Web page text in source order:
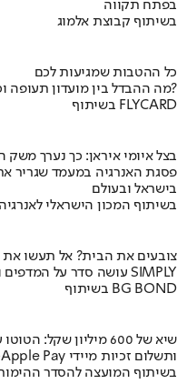
בפתח תקווה
בשיתוף קבוצת אלמוג
כל ההטבות שמגיעות לכם
מה ההבדל בין מועדון תעופה וכרטיס אשראי?
בשיתוף FLYCARD
בצל איומי איראן: כך נערך משק
פסגת האנרגיה במעמד שגריר
בישראל ובעולם
בשיתוף המכון הישראלי
צובעים את הבית? אל תעשו את
מומחה BG BOND עושה סדר על המדפים ומציג את מותג הצבע SIMPLY
בשיתוף BG BOND
שיא של 600 מיליון שקל: הטוטו עושה מהפיכה
יחסי הימור משופרים, הפקדות ב-Apple Pay ותשלום זכיות מיידי
בשיתוף המועצה להסדר